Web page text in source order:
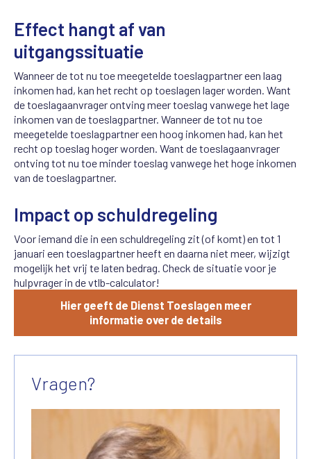
Effect hangt af van
uitgangssituatie
Wanneer de tot nu toe meegetelde toeslagpartner een laag
inkomen had, kan het recht op toeslagen lager worden. Want
de toeslagaanvrager ontving meer toeslag vanwege het lage
inkomen van de toeslagpartner. Wanneer de tot nu toe
meegetelde toeslagpartner een hoog inkomen had, kan het
recht op toeslag hoger worden. Want de toeslagaanvrager
ontving tot nu toe minder toeslag vanwege het hoge inkomen
van de toeslagpartner.
Impact op schuldregeling
Voor iemand die in een schuldregeling zit (of komt) en tot 1
januari een toeslagpartner heeft en daarna niet meer, wijzigt
mogelijk het vrij te laten bedrag. Check de situatie voor je
hulpvrager in de vtlb-calculator!
Hier geeft de Dienst Toeslagen meer
informatie over de details
Vragen?